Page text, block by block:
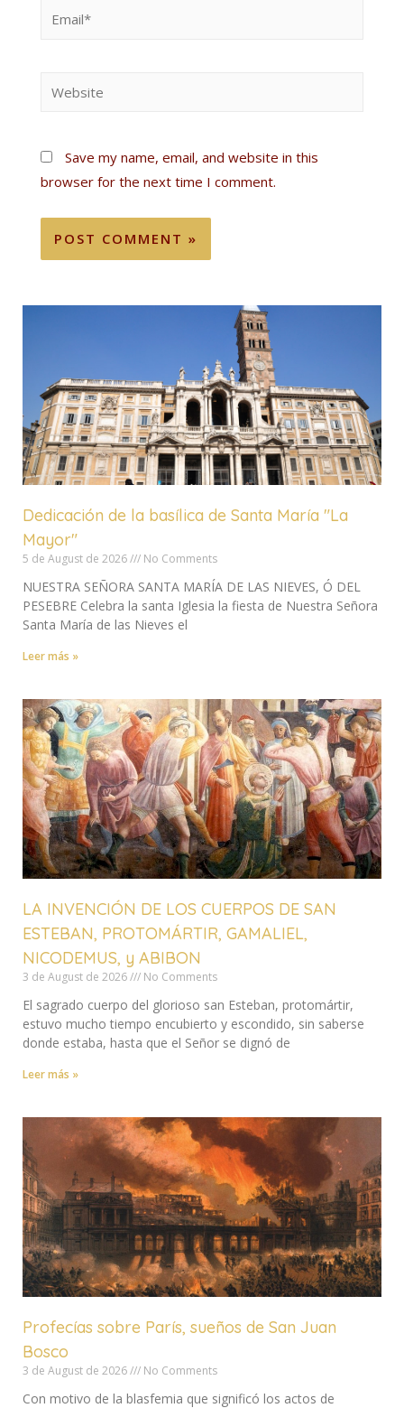
Save my name, email, and website in this
browser for the next time I comment.
Dedicación de la basílica de Santa María "La
Mayor"
5 de August de 2026 No Comments
NUESTRA SEÑORA SANTA MARÍA DE LAS NIEVES, Ó DEL
PESEBRE Celebra la santa Iglesia la fiesta de Nuestra Señora
Santa María de las Nieves el
Leer más »
LA INVENCIÓN DE LOS CUERPOS DE SAN
ESTEBAN, PROTOMÁRTIR, GAMALIEL,
NICODEMUS, y ABIBON
3 de August de 2026 No Comments
El sagrado cuerpo del glorioso san Esteban, protomártir,
estuvo mucho tiempo encubierto y escondido, sin saberse
donde estaba, hasta que el Señor se dignó de
Leer más »
Profecías sobre París, sueños de San Juan
Bosco
3 de August de 2026 No Comments
Con motivo de la blasfemia que significó los actos de